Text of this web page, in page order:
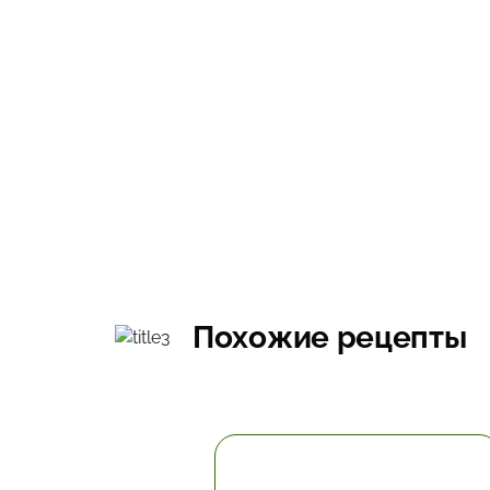
Похожие рецепты